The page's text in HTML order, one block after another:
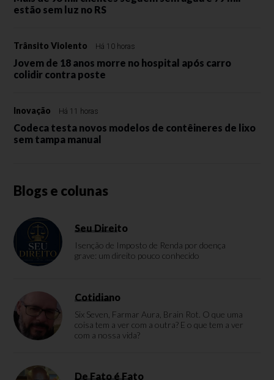
estão sem luz no RS
Trânsito Violento Há 10 horas
Jovem de 18 anos morre no hospital após carro
colidir contra poste
Inovação Há 11 horas
Codeca testa novos modelos de contêineres de lixo
sem tampa manual
Blogs e colunas
Seu Direito
Isenção de Imposto de Renda por doença
grave: um direito pouco conhecido
Cotidiano
Six Seven, Farmar Aura, Brain Rot. O que uma
coisa tem a ver com a outra? E o que tem a ver
com a nossa vida?
De Fato é Fato